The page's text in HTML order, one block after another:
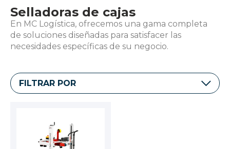
Selladoras de cajas
En MC Logística, ofrecemos una gama completa
de soluciones diseñadas para satisfacer las
necesidades específicas de su negocio.
FILTRAR POR